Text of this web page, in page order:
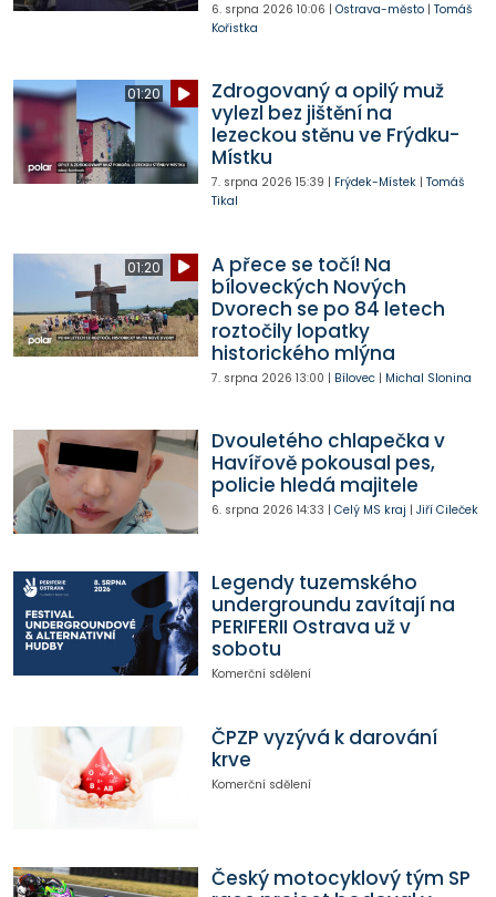
6. srpna 2026 10:06 | Ostrava-město| Tomáš
Kořistka
01:20
Zdrogovaný a opilý muž
vylezl bez jištění na
lezeckou stěnu ve Frýdku-
Místku
7. srpna 2026 15:39 | Frýdek-Místek| Tomáš
Tikal
01:20
A přece se točí! Na
bíloveckých Nových
Dvorech se po 84 letech
roztočily lopatky
historického mlýna
7. srpna 2026 13:00 | Bílovec| Michal Slonina
Dvouletého chlapečka v
Havířově pokousal pes,
policie hledá majitele
6. srpna 2026 14:33 | Celý MS kraj | Jiří Cileček
Legendy tuzemského
undergroundu zavítají na
PERIFERII Ostrava už v
sobotu
Komerční sdělení
ČPZP vyzývá k darování
krve
Komerční sdělení
Český motocyklový tým SP